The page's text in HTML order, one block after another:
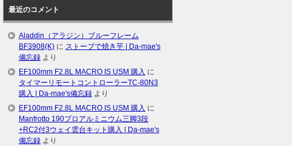
最近のコメント
Aladdin（アラジン）ブルーフレーム
BF3908(K)に ストーブで焼き芋 | Da-mae's
備忘録より
EF100mm F2.8L MACRO IS USM 購入 に
タイマーリモートコントローラーTC-80N3
購入 | Da-mae's備忘録より
EF100mm F2.8L MACRO IS USM 購入 に
Manfrotto 190プロアルミニウム三脚3段
+RC2付3ウェイ雲台キット購入 | Da-mae's
備忘録より